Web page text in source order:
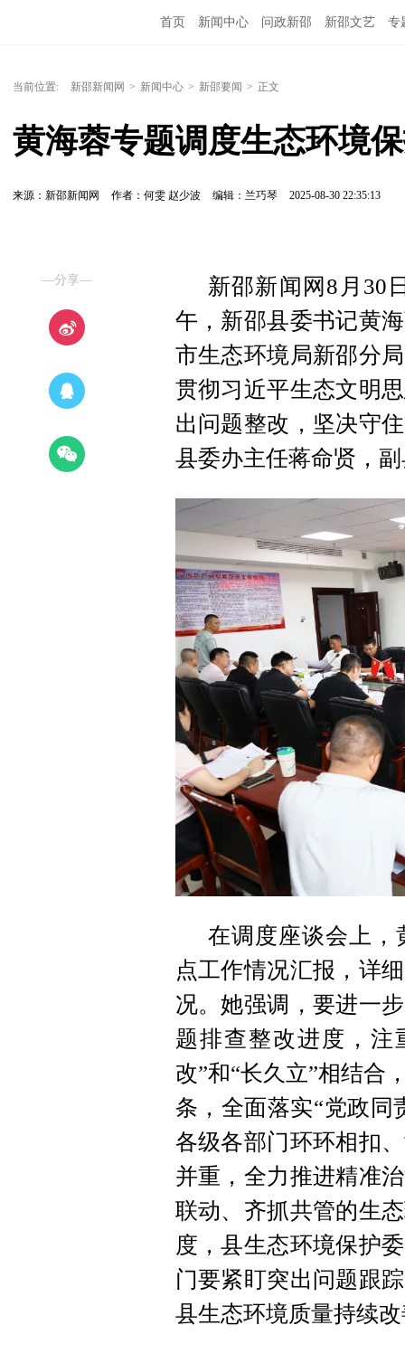
首页 新闻中心 问政新邵 新邵文艺 专
当前位置: 新邵新闻网 > 新闻中心 > 新邵要闻 > 正文
黄海蓉专题调度生态环境
来源：新邵新闻网 作者：何雯 赵少波 编辑：兰巧琴 2025-08-30 22:35:13
—分享—
新邵新闻网8月30
午，新邵县委书记黄
市生态环境局新邵分
贯彻习近平生态文明
出问题整改，坚决守
县委办主任蒋命贤，
在调度座谈会上，
点工作情况汇报，详
况。她强调，要进一
题排查整改进度，注
改”和“长久立”相结合
条，全面落实“党政同
各级各部门环环相扣
并重，全力推进精准
联动、齐抓共管的生
度，县生态环境保护
门要紧盯突出问题跟
县生态环境质量持续